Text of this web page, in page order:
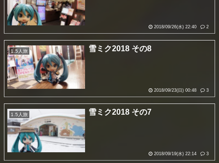
2018/09/26(水) 22:40 2
1.5人旅 雪ミク2018 その8
2018/09/23(日) 00:48 3
1.5人旅 雪ミク2018 その7
2018/09/19(水) 22:14 3